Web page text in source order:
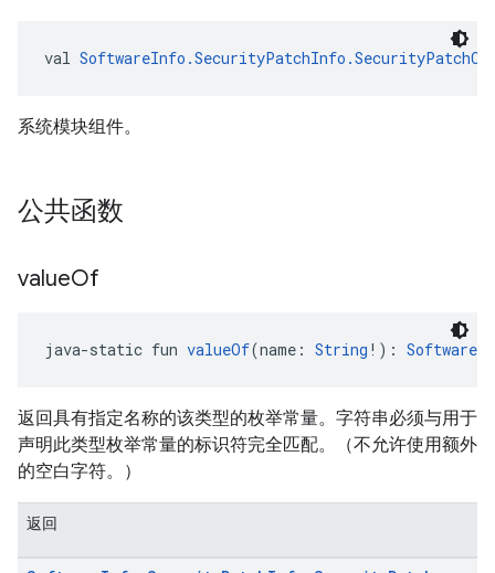
val
系统模块组件。
公共函数
valueOf
java-static fun valueOf(name: String !):
返回具有指定名称的该类型的枚举常量。字符串必须与用于
声明此类型枚举常量的标识符完全匹配。（不允许使用额外
的空白字符。）
返回